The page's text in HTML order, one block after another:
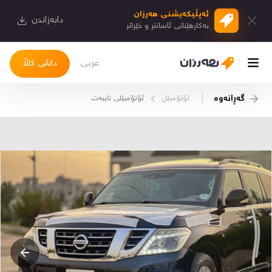
ئەپڵیكەیشنی هەرزان
بەكارهێنانی ئاسانتر و خێراتر دابەزاندن
دانانی کاڵا عربی
کاڵاکانم
دیاریکراوەکانم
دوا بینراوەکان
چات
گەڕانەوە ئۆتۆمبێل ئۆتۆمبێلی تایبه‌ت